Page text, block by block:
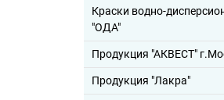
Краски водно-
"ОДА"
Продукция "АКВЕСТ"
Продукция "Лакра"